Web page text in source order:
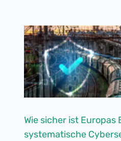
Wie sicher ist Europas
systematische